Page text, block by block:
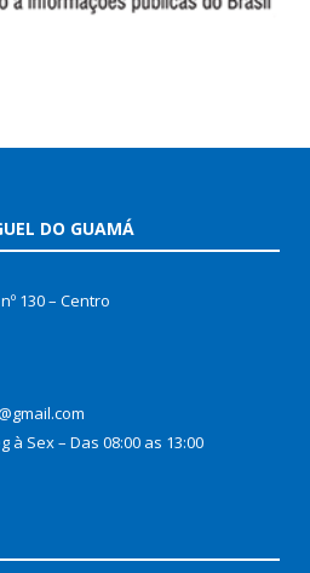
DO GUAMÁ
130 – Centro
Sex – Das 08:00 as 13:00